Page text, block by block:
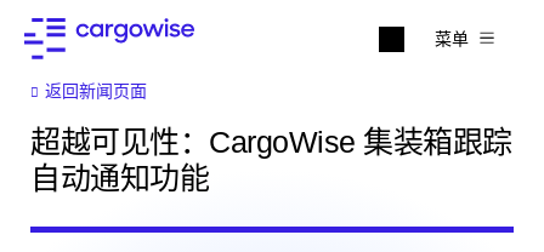
菜单
返回新闻页面
超越可见性：CargoWise 集装箱跟踪
自动通知功能